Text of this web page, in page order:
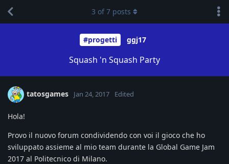
#progetti ggj17
Squash 'n Squash Party
3 of7 posts
tatosgames Jan 24, 2017 Edited
Hola!
Provo il nuovo forum condividendo con voi il gioco che ho
sviluppato assieme al mio team durante la Global Game Jam
2017 al Politecnico di Milano.